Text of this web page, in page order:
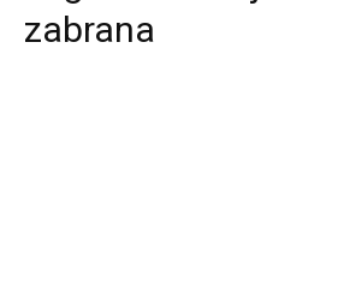
zabrana